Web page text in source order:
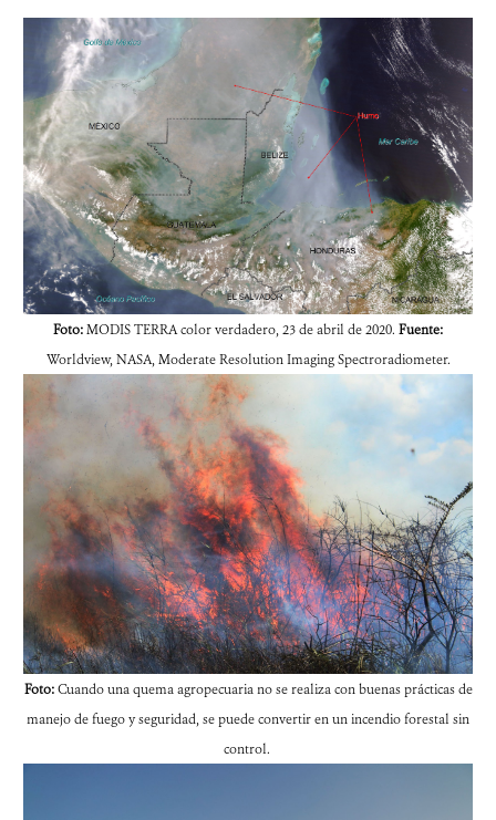
Foto:MODIS TERRA color verdadero, 23 de abril de 2020. Fuente:
Worldview, NASA, Moderate Resolution Imaging Spectroradiometer.
Foto:Cuando una quema agropecuaria no se realiza con buenas prácticas de
manejo de fuego y seguridad, se puede convertir en un incendio forestal sin
control.